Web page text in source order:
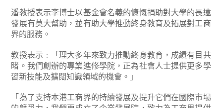
潘教授表示李博士以基金會名義的慷慨捐助對大學的長遠
發展有莫大幫助，並有助大學推動終身教育及拓展對工商
界的服務。
教授表示﹕「理大多年來致力推動終身教育，成績有目共
睹。我們創辦的專業進修學院，正為社會人士提供更多學
習新技能及擴闊知識領域的機會。」
「為了支持本港工商界的持續發展及提升它們在國際市場